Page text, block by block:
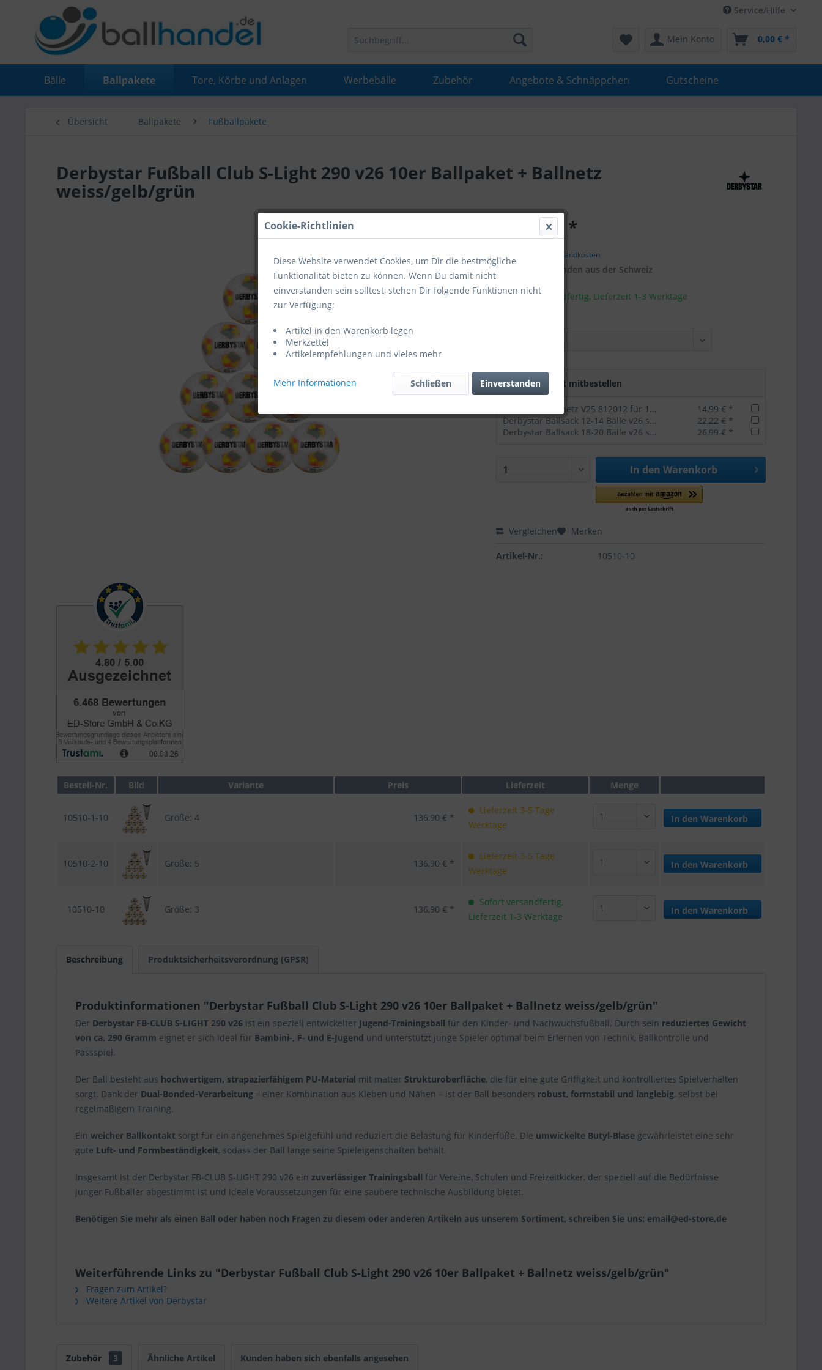
Service/Hilfe
Mein Konto 0,00 € *
Bälle Ballpakete Tore, Körbe und Anlagen Werbebälle Zubehör Angebote & Schnäppchen Gutscheine
Übersicht Ballpakete Fußballpakete
Derbystar Fußball Club S-Light 290 v26 10er Ballpaket + Ballnetz
weiss/gelb/grün
136,90 € *
inkl. Versandkosten
Kunden aus der Schweiz
Sofort versandfertig, Lieferzeit 1-3 Werktage
Zubehör direkt mitbestellen
Derbystar Ballnetz V25 812012 für 10 Bälle
14,99 € *
Derbystar Ballsack 12-14 Bälle v26 schwarz
22,22 € *
Derbystar Ballsack 18-20 Bälle v26 schwarz
26,99 € *
In den Warenkorb
Vergleichen Merken
Artikel-Nr.: 10510-10
Bestell-Nr. Bild Variante Preis Lieferzeit Menge
10510-1-10 Größe: 4 136,90 € *
Lieferzeit 3-5 Tage
Werktage
In den Warenkorb
10510-2-10 Größe: 5 136,90 € *
Lieferzeit 3-5 Tage
Werktage
In den Warenkorb
10510-10 Größe: 3 136,90 € *
Sofort versandfertig,
Lieferzeit 1-3 Werktage
In den Warenkorb
Beschreibung Produktsicherheitsverordnung (GPSR)
Produktinformationen "Derbystar Fußball Club S-Light 290 v26 10er Ballpaket + Ballnetz weiss/gelb/grün"
Der Derbystar FB-CLUB S-LIGHT 290 v26 ist ein speziell entwickelter Jugend-Trainingsball für den Kinder- und Nachwuchsfußball. Durch sein reduziertes Gewicht
von ca. 290 Gramm eignet er sich ideal für Bambini-, F- und E-Jugend und unterstützt junge Spieler optimal beim Erlernen von Technik, Ballkontrolle und
Passspiel.
Der Ball besteht aus hochwertigem, strapazierfähigem PU-Material mit matter Strukturoberfläche, die für eine gute Griffigkeit und kontrolliertes Spielverhalten
sorgt. Dank der Dual-Bonded-Verarbeitung – einer Kombination aus Kleben und Nähen – ist der Ball besonders robust, formstabil und langlebig, selbst bei
regelmäßigem Training.
Ein weicher Ballkontakt sorgt für ein angenehmes Spielgefühl und reduziert die Belastung für Kinderfüße. Die umwickelte Butyl-Blase gewährleistet eine sehr
gute Luft- und Formbeständigkeit, sodass der Ball lange seine Spieleigenschaften behält.
Insgesamt ist der Derbystar FB-CLUB S-LIGHT 290 v26 ein zuverlässiger Trainingsball für Vereine, Schulen und Freizeitkicker, der speziell auf die Bedürfnisse
junger Fußballer abgestimmt ist und ideale Voraussetzungen für eine saubere technische Ausbildung bietet.
Benötigen Sie mehr als einen Ball oder haben noch Fragen zu diesem oder anderen Artikeln aus unserem Sortiment, schreiben Sie uns: email@ed-store.de
Weiterführende Links zu "Derbystar Fußball Club S-Light 290 v26 10er Ballpaket + Ballnetz weiss/gelb/grün"
Fragen zum Artikel?
Weitere Artikel von Derbystar
Zubehör 3 Ähnliche Artikel Kunden haben sich ebenfalls angesehen
Cookie-Richtlinien
Diese Website verwendet Cookies, um Dir die bestmögliche
Funktionalität bieten zu können. Wenn Du damit nicht
einverstanden sein solltest, stehen Dir folgende Funktionen nicht
zur Verfügung:
Artikel in den Warenkorb legen
Merkzettel
Artikelempfehlungen und vieles mehr
Mehr Informationen Einverstanden
Schließen